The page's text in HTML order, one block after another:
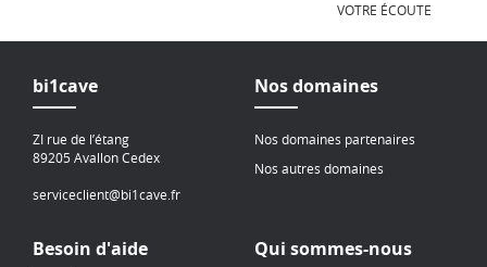
VOTRE ÉCOUTE
bi1cave
ZI rue de l’étang
89205 Avallon Cedex
serviceclient@bi1cave.fr
Nos domaines
Nos domaines partenaires
Nos autres domaines
Besoin d'aide Qui sommes-nous